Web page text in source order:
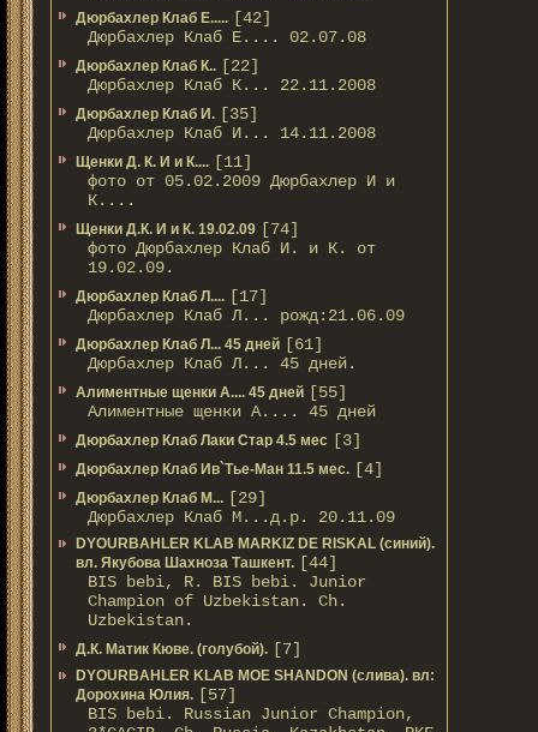
Дюрбахлер Клаб Е..... [42]
Дюрбахлер Клаб Е.... 02.07.08
Дюрбахлер Клаб К.. [22]
Дюрбахлер Клаб К... 22.11.2008
Дюрбахлер Клаб И. [35]
Дюрбахлер Клаб И... 14.11.2008
Щенки Д. К. И и К.... [11]
фото от 05.02.2009 Дюрбахлер И и
К....
Щенки Д.К. И и К. 19.02.09 [74]
фото Дюрбахлер Клаб И. и К. от
19.02.09.
Дюрбахлер Клаб Л.... [17]
Дюрбахлер Клаб Л... рожд:21.06.09
Дюрбахлер Клаб Л... 45 дней [61]
Дюрбахлер Клаб Л... 45 дней.
Алиментные щенки А.... 45 дней [55]
Алиментные щенки А.... 45 дней
Дюрбахлер Клаб Лаки Стар 4.5 мес [3]
Дюрбахлер Клаб Ив`Тье-Ман 11.5 мес. [4]
Дюрбахлер Клаб М... [29]
Дюрбахлер Клаб М...д.р. 20.11.09
DYOURBAHLER KLAB MARKIZ DE RISKAL (синий).
вл. Якубова Шахноза Ташкент. [44]
BIS bebi, R. BIS bebi. Junior
Champion of Uzbekistan. Ch.
Uzbekistan.
Д.К. Матик Кюве. (голубой). [7]
DYOURBAHLER KLAB MOE SHANDON (слива). вл:
Дорохина Юлия. [57]
BIS bebi. Russian Junior Champion,